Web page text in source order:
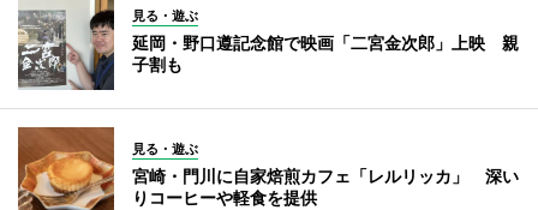
見る・遊ぶ
延岡・野口遵記念館で映画「二宮金次郎」上映 親
子割も
見る・遊ぶ
宮崎・門川に自家焙煎カフェ「レルリッカ」 深い
りコーヒーや軽食を提供